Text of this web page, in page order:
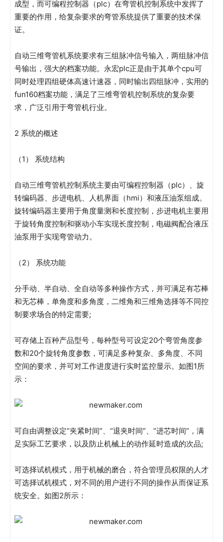
成型，而可编程控制器（plc）在弯管机控制系统中发挥了
重要的作用，给复杂要求的弯管系统提供了重要的技术保
证。
自动三维弯管机系统要求有三组脉冲信号输入，两组脉冲信
号输出，强大的档案功能。永宏plc正是由于其单个cpu可
同时处理四组硬体高速计速器，同时输出四组脉冲，实用的
fun160档案功能，满足了三维弯管机控制系统的复杂要
求，广泛引用于弯管机行业。
2 系统的概述
（1） 系统结构
自动三维弯管机控制系统主要由可编程控制器（plc）、旋
转编码器、步进电机、人机界面（hmi）和液压油泵组成。
旋转编码器主要用于角度量测和长度控制，步进电机主要用
于旋转角度控制和驱动小车实现长度控制，电磁阀配合液压
油泵用于实现弯管动力。
（2） 系统功能
分手动、半自动、全自动等多种操作方式，并可满足有芯棒
和无芯棒，单角度和多角度，二维角和三维角选择等不同控
制要求场合的特定需要;
可存储上百种产品型号，每种型号可设定20个弯管角度参
数和20个旋转角度参数，可满足多种复杂、多角度、不同
空间的要求，并可对工作进度进行实时监控显示。如图1所
示：
可自由调整设定“夹紧时间”、“退夹时间”、“进芯时间”，满
足实际工艺要求，以及防止机械上的动作延时造成的次品;
可选择试机模式，用于机械的磨合，符合管理员权限的人才
可选择试机模式，对不同的用户进行不同的操作从而保证系
统安全。如图2所示：